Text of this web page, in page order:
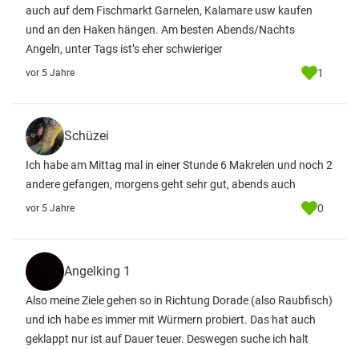
auch auf dem Fischmarkt Garnelen, Kalamare usw kaufen
und an den Haken hängen. Am besten Abends/Nachts
Angeln, unter Tags ist’s eher schwieriger
vor 5 Jahre 1
Schüzei
Ich habe am Mittag mal in einer Stunde 6 Makrelen und noch 2
andere gefangen, morgens geht sehr gut, abends auch
vor 5 Jahre 0
Angelking 1
Also meine Ziele gehen so in Richtung Dorade (also Raubfisch)
und ich habe es immer mit Würmern probiert. Das hat auch
geklappt nur ist auf Dauer teuer. Deswegen suche ich halt